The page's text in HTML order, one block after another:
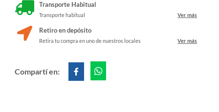
Transporte Habitual
Transporte habitual Ver más
Retiro en depósito
Retira tu compra en uno de nuestros locales Ver más
Compartí en: